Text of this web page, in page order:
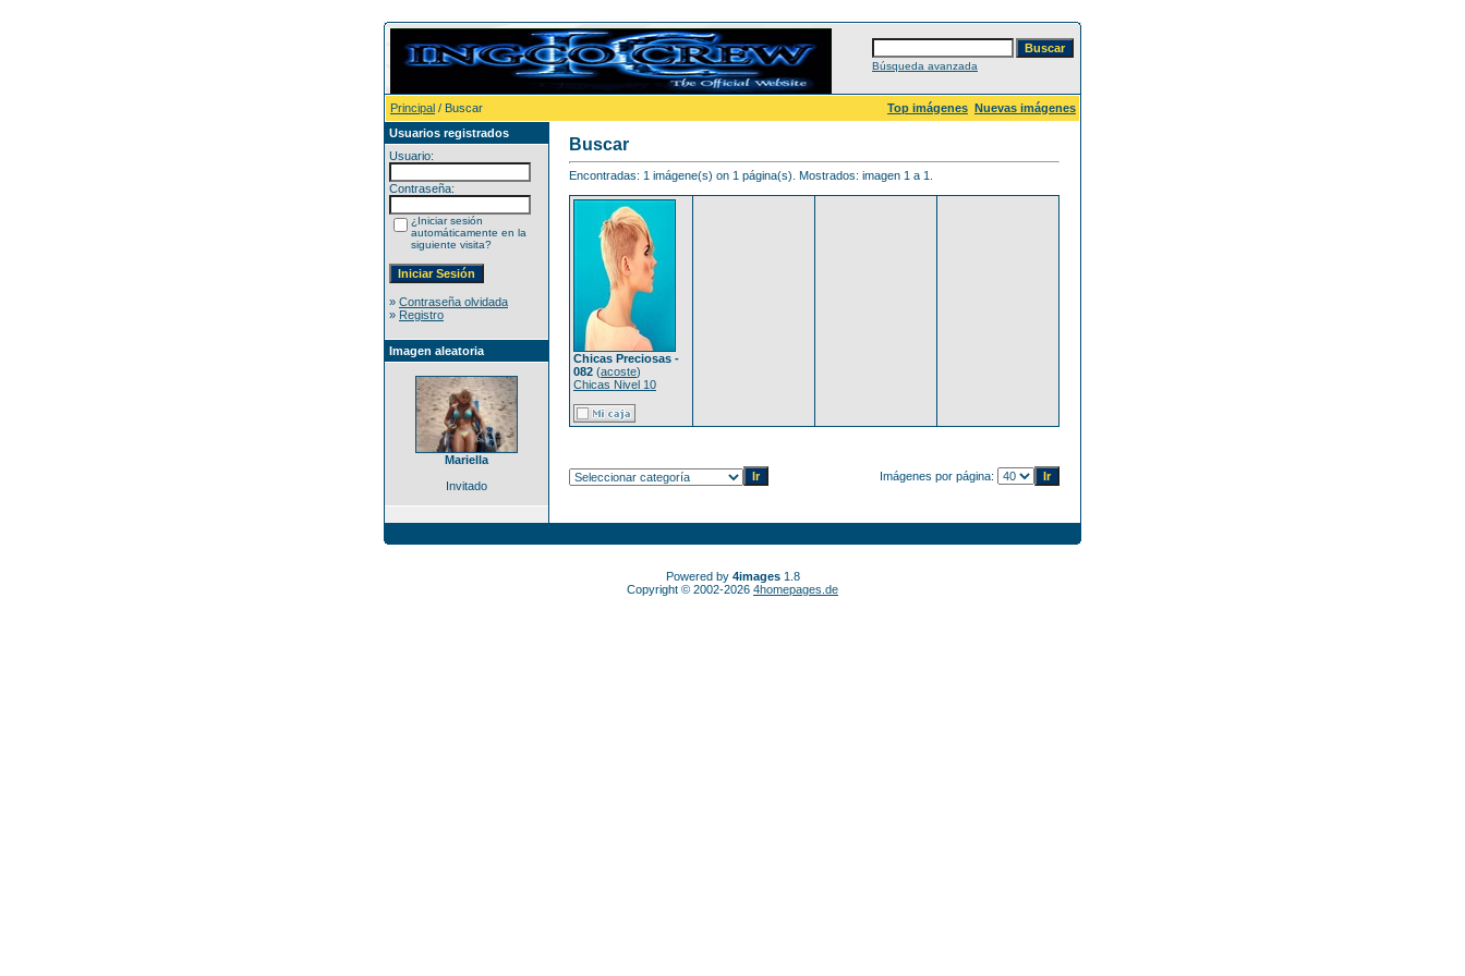
Búsqueda avanzada
Principal / Buscar Top imágenes Nuevas imágenes
Usuarios registrados
Usuario:
Contraseña:
¿Iniciar sesión
automáticamente en la
siguiente visita?
» Contraseña olvidada
» Registro
Imagen aleatoria
Mariella
Invitado
Buscar
Encontradas: 1 imágene(s) on 1 página(s). Mostrados: imagen 1 a 1.
Chicas Preciosas -
082 (acoste)
Chicas Nivel 10
Imágenes por página:
Powered by 4images1.8
Copyright © 2002-2026 4homepages.de